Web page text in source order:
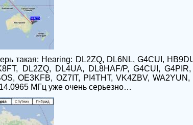
такая: Hearing: DL2ZQ, DL6NL, G4CUI,
DL2ZQ, DL4UA, DL8HAF/P, G4CUI,
OE3KFB, OZ7IT, PI4THT, VK4ZBV, WA2YUN,
МГц уже очень серьезно…